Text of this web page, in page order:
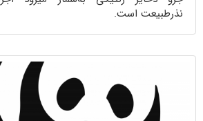
نذرطبیعت است.